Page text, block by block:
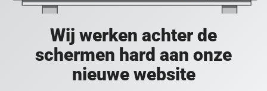
Wij werken achter de
schermen hard aan onze
nieuwe website